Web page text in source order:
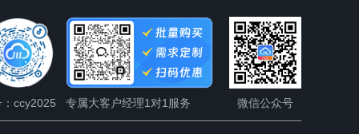
：ccy2025 专属大客户经理1对1服务 微信公众号